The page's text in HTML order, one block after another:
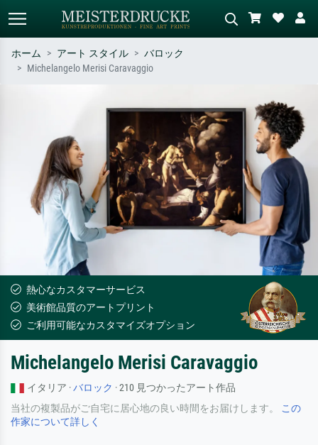
シーンを説明してください – 例：
緑の草原、赤の多い抽象画、暗い
油絵、木のそばの立ち姿のヌー
ホーム アート スタイル
バロック
Michelangelo Merisi Caravaggio
熱心なカスタマーサービス
美術館品質のアートプリント
ご利用可能なカスタマイズオプション
Michelangelo Merisi Caravaggio
イタリア ·バロック · 210 見つかったアート作品
当社の複製品がご自宅に居心地の良い時間をお届けします。
この
作家について詳しく